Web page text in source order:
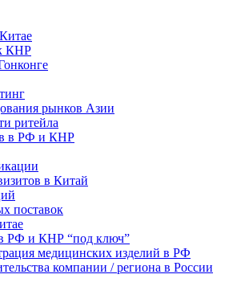
КНР
рынков Азии
ритейла
в РФ и КНР
в Китай
поставок
РФ и КНР “под ключ”
медицинских изделий в РФ
компании / региона в России